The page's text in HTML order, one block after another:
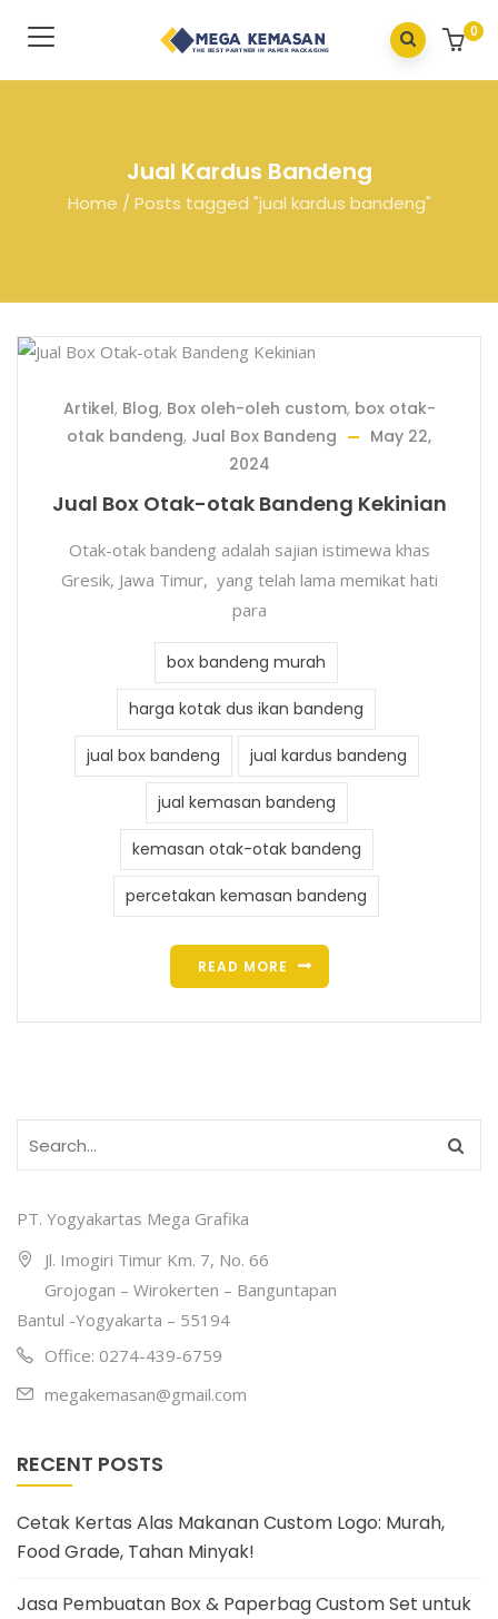
0
Jual Kardus Bandeng
Home / Posts tagged "jual kardus bandeng"
Artikel, Blog, Box oleh-oleh custom, box otak-
otak bandeng, Jual Box Bandeng
May 22,
2024
Jual Box Otak-otak Bandeng Kekinian
Otak-otak bandeng adalah sajian istimewa khas
Gresik, Jawa Timur, yang telah lama memikat hati
para
box bandeng murah
harga kotak dus ikan bandeng
jual box bandeng jual kardus bandeng
jual kemasan bandeng
kemasan otak-otak bandeng
percetakan kemasan bandeng
READ MORE
PT. Yogyakartas Mega Grafika
Jl. Imogiri Timur Km. 7, No. 66
Grojogan – Wirokerten – Banguntapan
Bantul -Yogyakarta – 55194
Office: 0274-439-6759
megakemasan@gmail.com
RECENT POSTS
Cetak Kertas Alas Makanan Custom Logo: Murah,
Food Grade, Tahan Minyak!
Jasa Pembuatan Box & Paperbag Custom Set untuk